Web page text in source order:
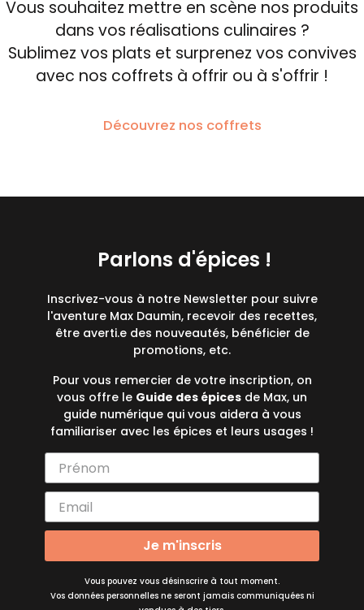
Vous souhaitez mettre en scène nos produits
dans vos réalisations culinaires ?
Sublimez vos plats et surprenez vos convives
avec nos coffrets à offrir ou à s'offrir !
Découvrez nos coffrets
Parlons d'épices !
Inscrivez-vous à notre Newsletter pour suivre
l'aventure Max Daumin, recevoir des recettes,
être averti.e des nouveautés, bénéficier de
promotions, etc.
Pour vous remercier de votre inscription, on
vous offre le Guide des épices de Max, un
guide numérique qui vous aidera à vous
familiariser avec les épices et leurs usages !
Je m'inscris
Vous pouvez vous désinscrire à tout moment.
Vos données personnelles ne seront jamais communiquées ni